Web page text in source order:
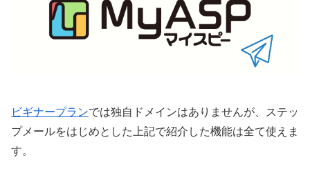
ビギナープランでは独自ドメインはありませんが、ステッ
プメールをはじめとした上記で紹介した機能は全て使えま
す。